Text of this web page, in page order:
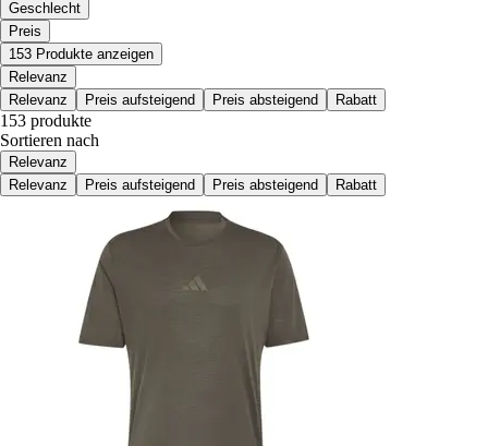
Geschlecht
Preis
153 Produkte anzeigen
Relevanz
Relevanz
Preis aufsteigend Preis absteigend Rabatt
153 produkte
Sortieren nach
Relevanz
Relevanz
Preis aufsteigend Preis absteigend Rabatt